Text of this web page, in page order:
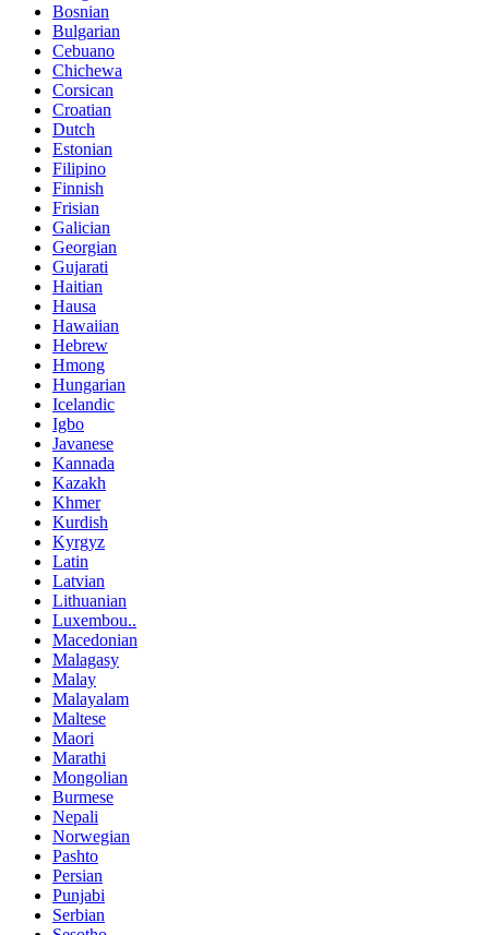
Bosnian
Bulgarian
Cebuano
Chichewa
Corsican
Croatian
Dutch
Estonian
Filipino
Finnish
Frisian
Galician
Georgian
Gujarati
Haitian
Hausa
Hawaiian
Hebrew
Hmong
Hungarian
Icelandic
Igbo
Javanese
Kannada
Kazakh
Khmer
Kurdish
Kyrgyz
Latin
Latvian
Lithuanian
Luxembou..
Macedonian
Malagasy
Malay
Malayalam
Maltese
Maori
Marathi
Mongolian
Burmese
Nepali
Norwegian
Pashto
Persian
Punjabi
Serbian